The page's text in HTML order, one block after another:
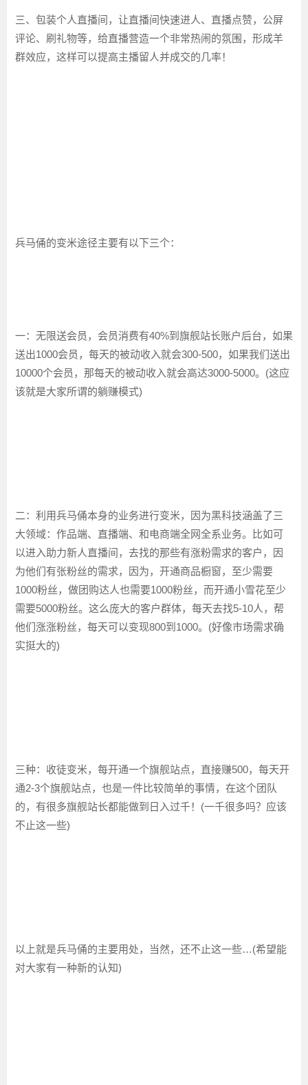
三、包装个人直播间，让直播间快速进人、直播点赞，公屏
评论、刷礼物等，给直播营造一个非常热闹的氛围，形成羊
群效应，这样可以提高主播留人并成交的几率！
兵马俑的变米途径主要有以下三个：
一：无限送会员，会员消费有40%到旗舰站长账户后台，如果
送出1000会员，每天的被动收入就会300-500，如果我们送出
10000个会员，那每天的被动收入就会高达3000-5000。(这应
该就是大家所谓的躺赚模式)
二：利用兵马俑本身的业务进行变米，因为黑科技涵盖了三
大领域：作品端、直播端、和电商端全网全系业务。比如可
以进入助力新人直播间，去找的那些有涨粉需求的客户，因
为他们有张粉丝的需求，因为，开通商品橱窗，至少需要
1000粉丝，做团购达人也需要1000粉丝，而开通小雪花至少
需要5000粉丝。这么庞大的客户群体，每天去找5-10人，帮
他们涨涨粉丝，每天可以变现800到1000。(好像市场需求确
实挺大的)
三种：收徒变米，每开通一个旗舰站点，直接赚500，每天开
通2-3个旗舰站点，也是一件比较简单的事情，在这个团队
的，有很多旗舰站长都能做到日入过千！(一千很多吗？应该
不止这一些)
以上就是兵马俑的主要用处，当然，还不止这一些…(希望能
对大家有一种新的认知)